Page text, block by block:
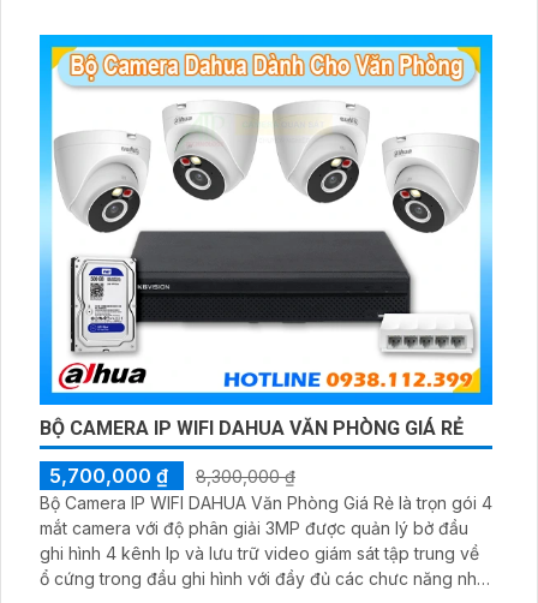
BỘ CAMERA IP WIFI DAHUA VĂN PHÒNG GIÁ RẺ
5,700,000 ₫
8,300,000 ₫
Bộ Camera IP WIFI DAHUA Văn Phòng Giá Rẻ là trọn gói 4
mắt camera với độ phân giải 3MP được quản lý bở đầu
ghi hình 4 kênh Ip và lưu trữ video giám sát tập trung về
ổ cứng trong đầu ghi hình với đầy đủ các chưc năng như